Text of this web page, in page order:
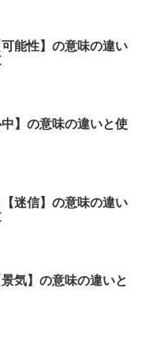
可能性】の意味の違い
中】の意味の違いと使
【迷信】の意味の違い
景気】の意味の違いと